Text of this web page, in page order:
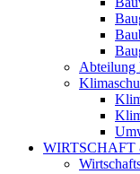
Abteilung